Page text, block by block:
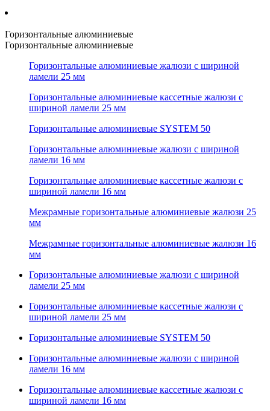
Горизонтальные алюминиевые
Горизонтальные алюминиевые
Горизонтальные алюминиевые жалюзи с шириной
ламели 25 мм
Горизонтальные алюминиевые кассетные жалюзи с
шириной ламели 25 мм
Горизонтальные алюминиевые SYSTEM 50
Горизонтальные алюминиевые жалюзи с шириной
ламели 16 мм
Горизонтальные алюминиевые кассетные жалюзи с
шириной ламели 16 мм
Межрамные горизонтальные алюминиевые жалюзи 25
мм
Межрамные горизонтальные алюминиевые жалюзи 16
мм
Горизонтальные алюминиевые жалюзи с шириной
ламели 25 мм
Горизонтальные алюминиевые кассетные жалюзи с
шириной ламели 25 мм
Горизонтальные алюминиевые SYSTEM 50
Горизонтальные алюминиевые жалюзи с шириной
ламели 16 мм
Горизонтальные алюминиевые кассетные жалюзи с
шириной ламели 16 мм